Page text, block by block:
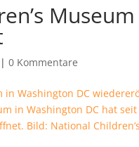
|0 Kommentare
in Washington DC hat
Bild: National